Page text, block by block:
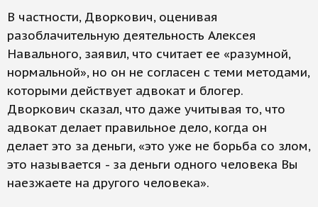
В частности, Дворкович, оценивая
разоблачительную деятельность Алексея
Навального, заявил, что считает ее «разумной,
нормальной», но он не согласен с теми методами,
которыми действует адвокат и блогер.
Дворкович сказал, что даже учитывая то, что
адвокат делает правильное дело, когда он
делает это за деньги, «это уже не борьба со злом,
это называется - за деньги одного человека Вы
наезжаете на другого человека».